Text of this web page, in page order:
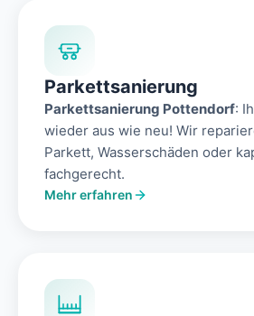
Parkettsanierung
Parkettsanierung Pottendorf:
wieder aus wie neu! Wir
Parkett, Wasserschäden oder
fachgerecht.
Mehr erfahren